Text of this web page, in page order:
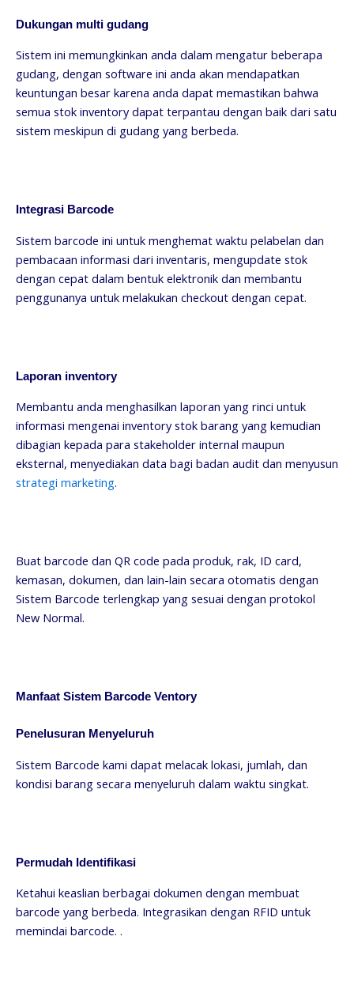
Dukungan multi gudang
Sistem ini memungkinkan anda dalam mengatur beberapa
gudang, dengan software ini anda akan mendapatkan
keuntungan besar karena anda dapat memastikan bahwa
semua stok inventory dapat terpantau dengan baik dari satu
sistem meskipun di gudang yang berbeda.
Integrasi Barcode
Sistem barcode ini untuk menghemat waktu pelabelan dan
pembacaan informasi dari inventaris, mengupdate stok
dengan cepat dalam bentuk elektronik dan membantu
penggunanya untuk melakukan checkout dengan cepat.
Laporan inventory
Membantu anda menghasilkan laporan yang rinci untuk
informasi mengenai inventory stok barang yang kemudian
dibagian kepada para stakeholder internal maupun
eksternal, menyediakan data bagi badan audit dan menyusun
strategi marketing.
Buat barcode dan QR code pada produk, rak, ID card,
kemasan, dokumen, dan lain-lain secara otomatis dengan
Sistem Barcode terlengkap yang sesuai dengan protokol
New Normal.
Manfaat Sistem Barcode Ventory
Penelusuran Menyeluruh
Sistem Barcode kami dapat melacak lokasi, jumlah, dan
kondisi barang secara menyeluruh dalam waktu singkat.
Permudah Identifikasi
Ketahui keaslian berbagai dokumen dengan membuat
barcode yang berbeda. Integrasikan dengan RFID untuk
memindai barcode. .